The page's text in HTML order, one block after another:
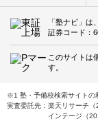
「塾ナビ」は
証券コード：
このサイトは
す。
※1 塾・予備校検索サイトの
実査委託先：楽天リサーチ（
インテージ（